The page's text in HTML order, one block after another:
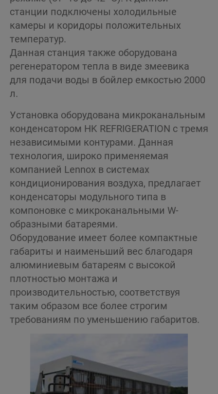
станции подключены холодильные
камеры и коридоры положительных
температур.
Данная станция также оборудована
регенератором тепла в виде змеевика
для подачи воды в бойлер емкостью 2000
л.
Установка оборудована микроканальным
конденсатором HK REFRIGERATION с тремя
независимыми контурами. Данная
технология, широко применяемая
компанией Lennox в системах
кондиционирования воздуха, предлагает
конденсаторы модульного типа в
компоновке с микроканальными W-
образными батареями.
Оборудование имеет более компактные
габариты и наименьший вес благодаря
алюминиевым батареям с высокой
плотностью монтажа и
производительностью, соответствуя
таким образом все более строгим
требованиям по уменьшению габаритов.